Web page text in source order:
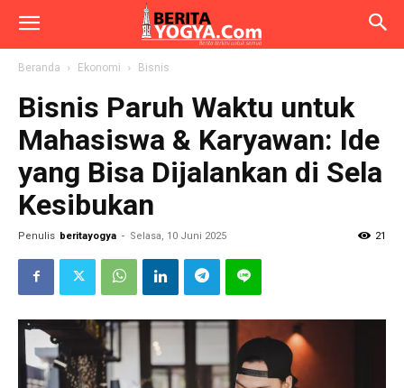
Beranda Ekonomi Bisnis
Bisnis Paruh Waktu untuk
Mahasiswa & Karyawan: Ide
yang Bisa Dijalankan di Sela
Kesibukan
Penulis beritayogya - Selasa, 10 Juni 2025 21